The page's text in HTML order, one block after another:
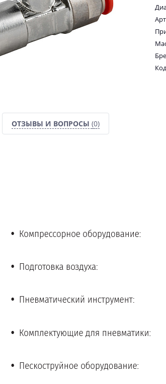
ОТЗЫВЫ И ВОПРОСЫ (0)